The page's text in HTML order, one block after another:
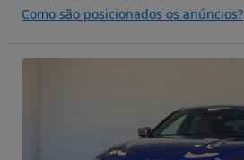
Como são posicionados os anúncios?